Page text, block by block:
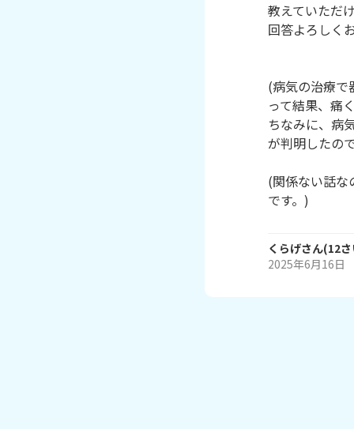
教えていただ
回答よろしく
(病気の治療で
って結果、痛
ちなみに、病
が判明したの
(関係ない話な
です。)
くらげさん(12さ
2025年6月16日